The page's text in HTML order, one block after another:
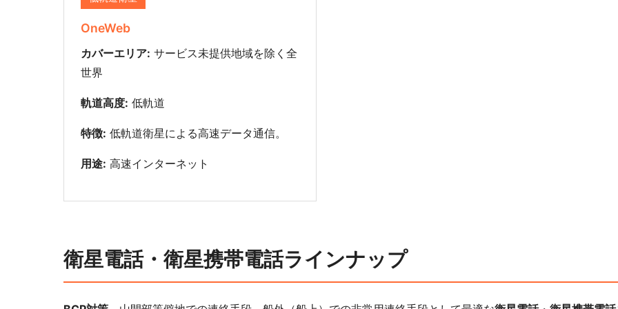
OneWeb
カバーエリア: サービス未提供地域を除く全
世界
軌道高度: 低軌道
特徴: 低軌道衛星による高速データ通信。
用途: 高速インターネット
衛星電話・衛星携帯電話ラインナップ